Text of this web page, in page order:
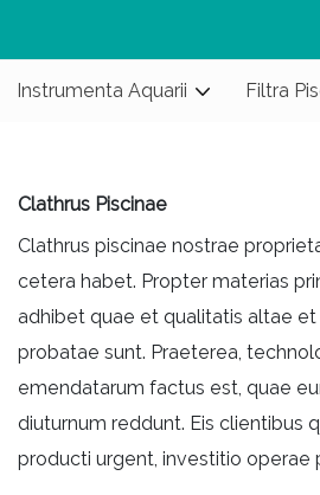
Instrumenta Aquarii Filtra
Clathrus Piscinae
Clathrus piscinae nostrae
cetera habet. Propter materias
adhibet quae et qualitatis altae
probatae sunt. Praeterea,
emendatarum factus est, quae
diuturnum reddunt. Eis clientibus
producti urgent, investitio operae